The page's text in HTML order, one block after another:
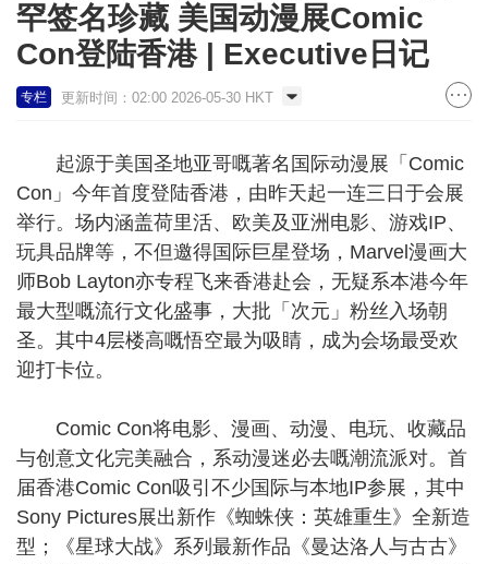
罕签名珍藏 美国动漫展Comic
Con登陆香港 | Executive日记
专栏 更新时间：02:00 2026-05-30 HKT
起源于美国圣地亚哥嘅著名国际动漫展「Comic
Con」今年首度登陆香港，由昨天起一连三日于会展
举行。场内涵盖荷里活、欧美及亚洲电影、游戏IP、
玩具品牌等，不但邀得国际巨星登场，Marvel漫画大
师Bob Layton亦专程飞来香港赴会，无疑系本港今年
最大型嘅流行文化盛事，大批「次元」粉丝入场朝
圣。其中4层楼高嘅悟空最为吸睛，成为会场最受欢
迎打卡位。
Comic Con将电影、漫画、动漫、电玩、收藏品
与创意文化完美融合，系动漫迷必去嘅潮流派对。首
届香港Comic Con吸引不少国际与本地IP参展，其中
Sony Pictures展出新作《蜘蛛侠：英雄重生》全新造
型；《星球大战》系列最新作品《曼达洛人与古古》